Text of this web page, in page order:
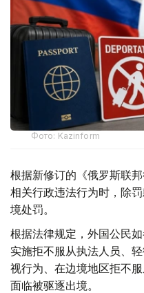
Фото: Kazinform
根据新修订的《俄罗斯联
相关行政违法行为时，除
境处罚。
根据法律规定，外国公民
实施拒不服从执法人员、
视行为、在边境地区拒不
面临被驱逐出境。